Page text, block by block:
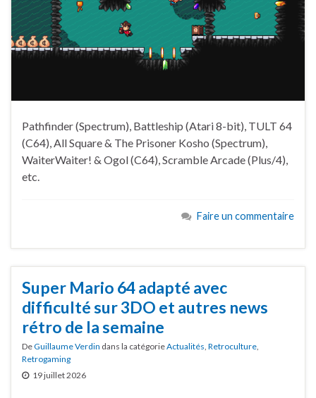
Pathfinder (Spectrum), Battleship (Atari 8-bit), TULT 64
(C64), All Square & The Prisoner Kosho (Spectrum),
WaiterWaiter! & Ogol (C64), Scramble Arcade (Plus/4),
etc.
Faire un commentaire
Super Mario 64 adapté avec
difficulté sur 3DO et autres news
rétro de la semaine
DeGuillaume Verdin dans la catégorieActualités Retroculture
Retrogaming
19 juillet 2026